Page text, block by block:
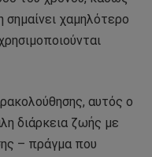
σημαίνει χαμηλότερο
αυτός ο
διάρκεια ζωής με
– πράγμα που